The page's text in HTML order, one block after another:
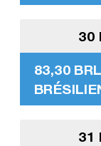
30
83,30
31